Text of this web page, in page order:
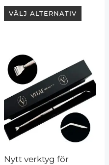
VÄLJ ALTERNATIV
Nytt verktyg för